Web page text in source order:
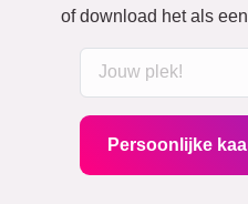
of download het als
Persoonlijke